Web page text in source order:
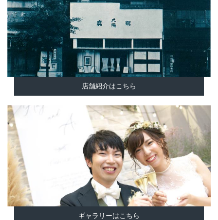
店舗紹介はこちら
ギャラリーはこちら